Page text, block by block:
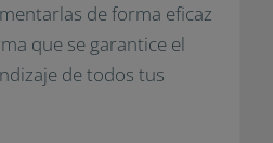
de forma eficaz
que se garantice el
de todos tus